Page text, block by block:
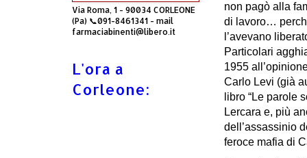
non pagò alla
di lavoro…
l’avevano
Particolari
1955
Carlo Levi (già
libro “Le parole
Lercara e, più
dell’assassinio
feroce mafia di
Via Roma, 1 - 90034 CORLEONE
(Pa) 📞091-8461341 - mail
farmaciabinenti@libero.it
L'ora a
Corleone: